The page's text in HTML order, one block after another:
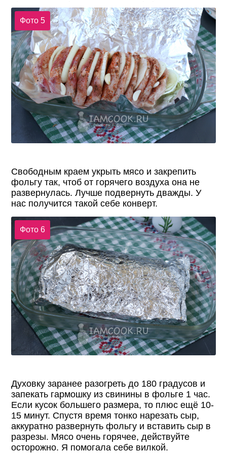
Фото 5
Свободным краем укрыть мясо и закрепить
фольгу так, чтоб от горячего воздуха она не
развернулась. Лучше подвернуть дважды. У
нас получится такой себе конверт.
Фото 6
Духовку заранее разогреть до 180 градусов и
запекать гармошку из свинины в фольге 1 час.
Если кусок большего размера, то плюс ещё 10-
15 минут. Спустя время тонко нарезать сыр,
аккуратно развернуть фольгу и вставить сыр в
разрезы. Мясо очень горячее, действуйте
осторожно. Я помогала себе вилкой.